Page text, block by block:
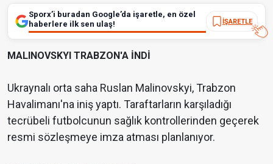
Sporx’i buradan Google’da işaretle, en özel
haberlere ilk sen ulaş!
İŞARETLE
MALINOVSKYI TRABZON'A İNDİ
Ukraynalı orta saha Ruslan Malinovskyi, Trabzon
Havalimanı'na iniş yaptı. Taraftarların karşıladığı
tecrübeli futbolcunun sağlık kontrollerinden geçerek
resmi sözleşmeye imza atması planlanıyor.